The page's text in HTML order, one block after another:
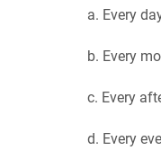
a. Every
b. Every
c. Every
d. Every